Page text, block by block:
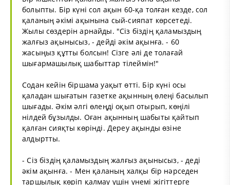
болыпты. Бір күні сол ақын 60-қа толған кезде, сол
қаланың әкімі ақынына сый-сияпат көрсетеді.
Жылы сөздерін арнайды. "Сіз біздің қаламыздың
жалғыз ақынысыз, - дейді әкім ақынға. - 60
жасыңыз құтты болсын! Сізге әлі де толағай
шығармашылық шабыттар тілеймін!"
Содан кейін біршама уақыт өтті. Бір күні осы
қаладан шығатын газетке ақынның өлеңі басылып
шығады. Әкім әлгі өлеңді оқып отырып, көңілі
нілдей бұзылды. Оған ақынның шабыты қайтып
қалған сияқты көрінді. Дереу ақынды өзіне
алдыртты.
- Сіз біздің қаламыздың жалғыз ақынысыз, - деді
әкім ақынға. - Мен қаланың халқы бір нәрседен
таршылық көріп қалмау үшін үнемі жігіттерге